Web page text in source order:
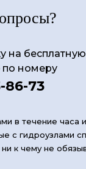
на
по номеру
86-73
в течение часа
с гидроузлами
к чему не